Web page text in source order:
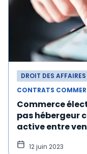
DROIT DES AFFAIRES
CONTRATS
Commerce
pas hébergeur
active entre
12 juin 2023